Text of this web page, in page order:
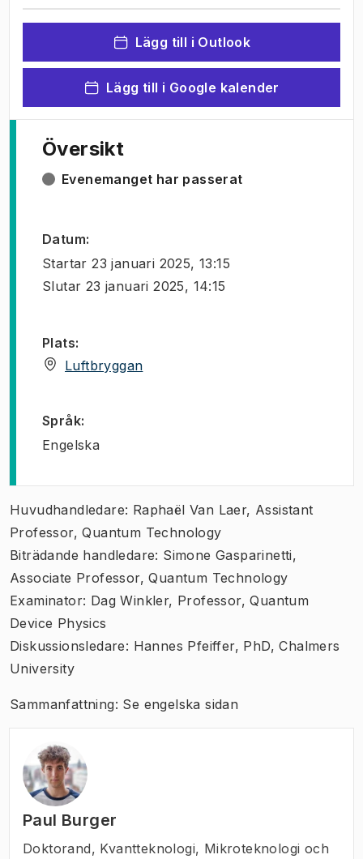
Lägg till i Outlook
Lägg till i Google kalender
Översikt
Evenemanget har passerat
Datum:
Startar 23 januari 2025, 13:15
Slutar 23 januari 2025, 14:15
Plats:
Luftbryggan(
Språk:
Engelska
Huvudhandledare: Raphaël Van Laer, Assistant
Professor, Quantum Technology
Biträdande handledare: Simone Gasparinetti,
Associate Professor, Quantum Technology
Examinator: Dag Winkler, Professor, Quantum
Device Physics
Diskussionsledare: Hannes Pfeiffer, PhD, Chalmers
University
Sammanfattning: Se engelska sidan
Paul Burger
Doktorand, Kvantteknologi, Mikroteknologi och